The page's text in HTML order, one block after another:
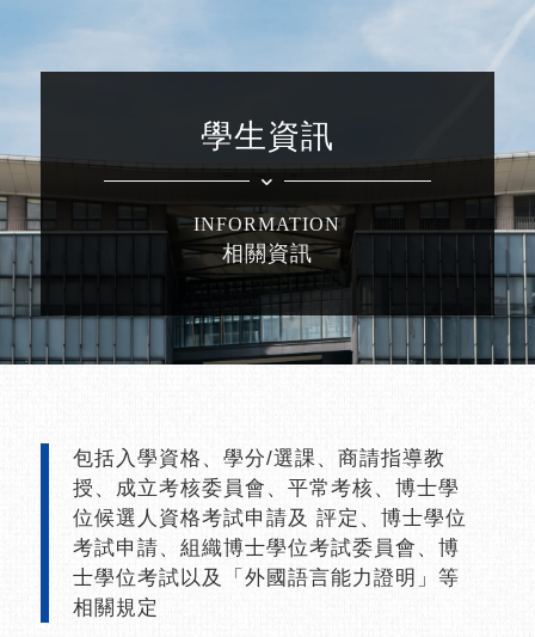
學生資訊
INFORMATION
相關資訊
包括入學資格、學分/選課、商請指導教
授、成立考核委員會、平常考核、博士學
位候選人資格考試申請及 評定、博士學位
考試申請、組織博士學位考試委員會、博
士學位考試以及「外國語言能力證明」等
相關規定